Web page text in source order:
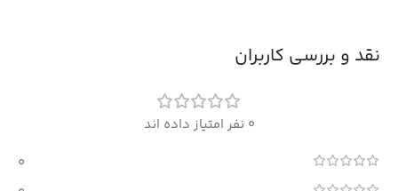
نقد و بررسی کاربران
0 نفر امتیاز داده اند
0